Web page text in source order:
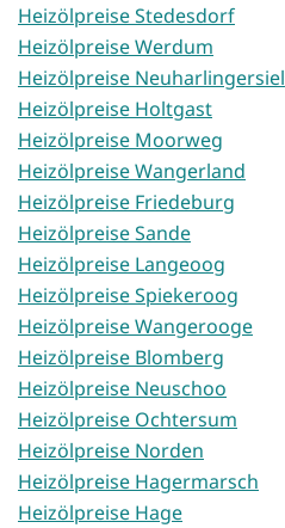
Heizölpreise Stedesdorf
Heizölpreise Werdum
Heizölpreise Neuharlingersiel
Heizölpreise Holtgast
Heizölpreise Moorweg
Heizölpreise Wangerland
Heizölpreise Friedeburg
Heizölpreise Sande
Heizölpreise Langeoog
Heizölpreise Spiekeroog
Heizölpreise Wangerooge
Heizölpreise Blomberg
Heizölpreise Neuschoo
Heizölpreise Ochtersum
Heizölpreise Norden
Heizölpreise Hagermarsch
Heizölpreise Hage